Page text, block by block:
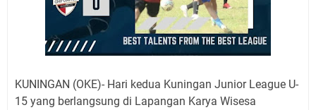
Kamis 6 Agustus 2026 Mobil Samling Ada di Alun-alun
Luragung, Ini Persyaratan dan Besaran Biayanya
KUNINGAN (OKE)- Hari kedua Kuningan Junior League U-
15 yang berlangsung di Lapangan Karya Wisesa